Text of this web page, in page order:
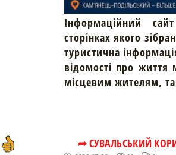
Інформаційний
сторінках якого
туристична
відомості про життя
місцевим жителям,
➦ СУВАЛЬСЬКИЙ